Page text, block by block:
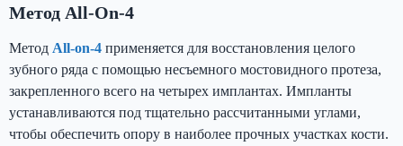
Метод All-On-4
Метод All-on-4 применяется для восстановления целого
зубного ряда с помощью несъемного мостовидного протеза,
закрепленного всего на четырех имплантах. Импланты
устанавливаются под тщательно рассчитанными углами,
чтобы обеспечить опору в наиболее прочных участках кости.